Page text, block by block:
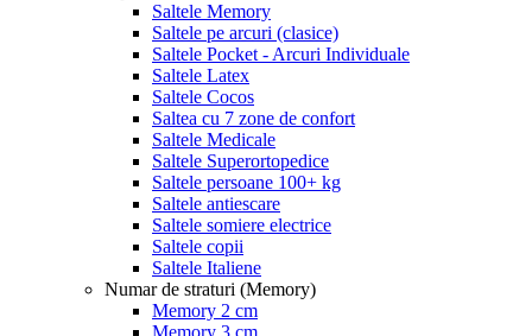
Saltele Memory
Saltele pe arcuri (clasice)
Saltele Pocket - Arcuri Individuale
Saltele Latex
Saltele Cocos
Saltea cu 7 zone de confort
Saltele Medicale
Saltele Superortopedice
Saltele persoane 100+ kg
Saltele antiescare
Saltele somiere electrice
Saltele copii
Saltele Italiene
Numar de straturi (Memory)
Memory 2 cm
Memory 3 cm